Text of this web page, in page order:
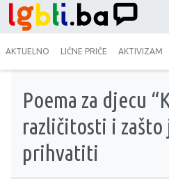
AKTUELNO LIČNE PRIČE AKTIVIZAM
Poema za djecu
različitosti i zašto
prihvatiti